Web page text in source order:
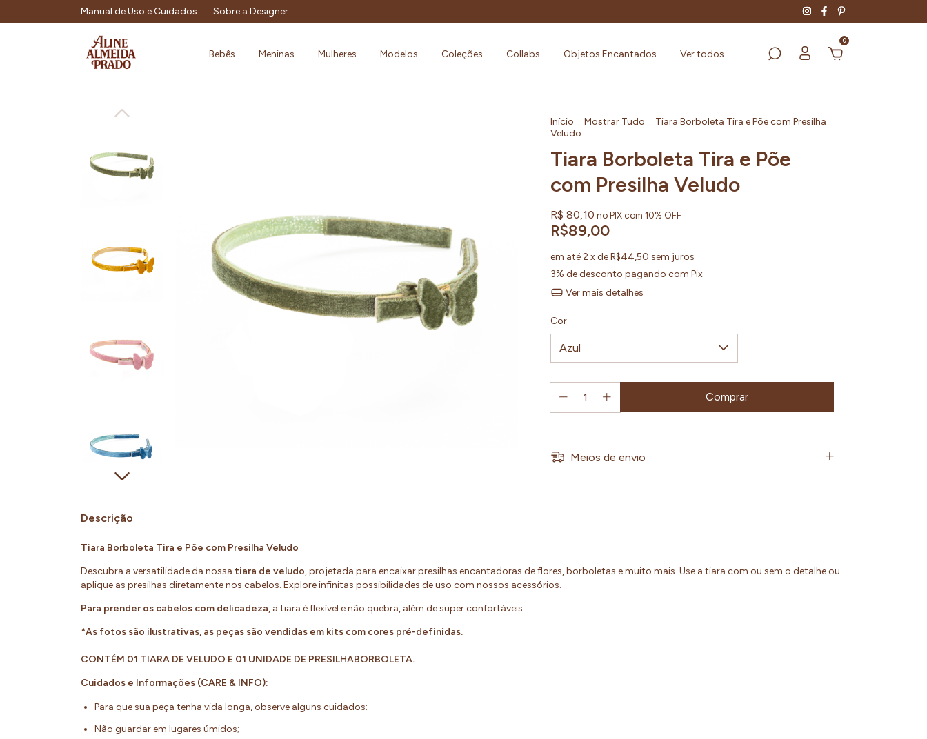
Manual de Uso e Cuidados Sobre a Designer
Bebês Meninas Mulheres Modelos Coleções Collabs Objetos Encantados Ver todos
0
Início . Mostrar Tudo . Tiara Borboleta Tira e Põe com Presilha
Veludo
Tiara Borboleta Tira e Põe
com Presilha Veludo
R$ 80,10 no PIX com 10% OFF
R$89,00
em até2 x deR$44,50 sem juros
3% de desconto pagando com Pix
Ver mais detalhes
Cor
Meios de envio
Descrição
Tiara Borboleta Tira e Põe com Presilha Veludo
Descubra a versatilidade da nossa tiara de veludo, projetada para encaixar presilhas encantadoras de flores, borboletas e muito mais. Use a tiara com ou sem o detalhe ou
aplique as presilhas diretamente nos cabelos. Explore infinitas possibilidades de uso com nossos acessórios.
Para prender os cabelos com delicadeza, a tiara é flexível e não quebra, além de super confortáveis.
*As fotos são ilustrativas, as peças são vendidas em kits com cores pré-definidas.
CONTÉM 01 TIARA DE VELUDO E 01 UNIDADE DE PRESILHABORBOLETA.
Cuidados e Informações (CARE & INFO):
Para que sua peça tenha vida longa, observe alguns cuidados:
Não guardar em lugares úmidos;